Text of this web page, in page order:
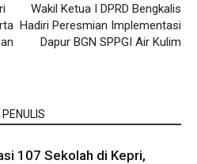
Wakil Ketua I DPRD Bengkalis
Hadiri Peresmian Implementasi
Dapur BGN SPPGI Air Kulim
PENULIS
107 Sekolah di Kepri,